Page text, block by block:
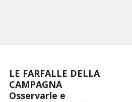
LE FARFALLE DELLA
CAMPAGNA
Osservarle e